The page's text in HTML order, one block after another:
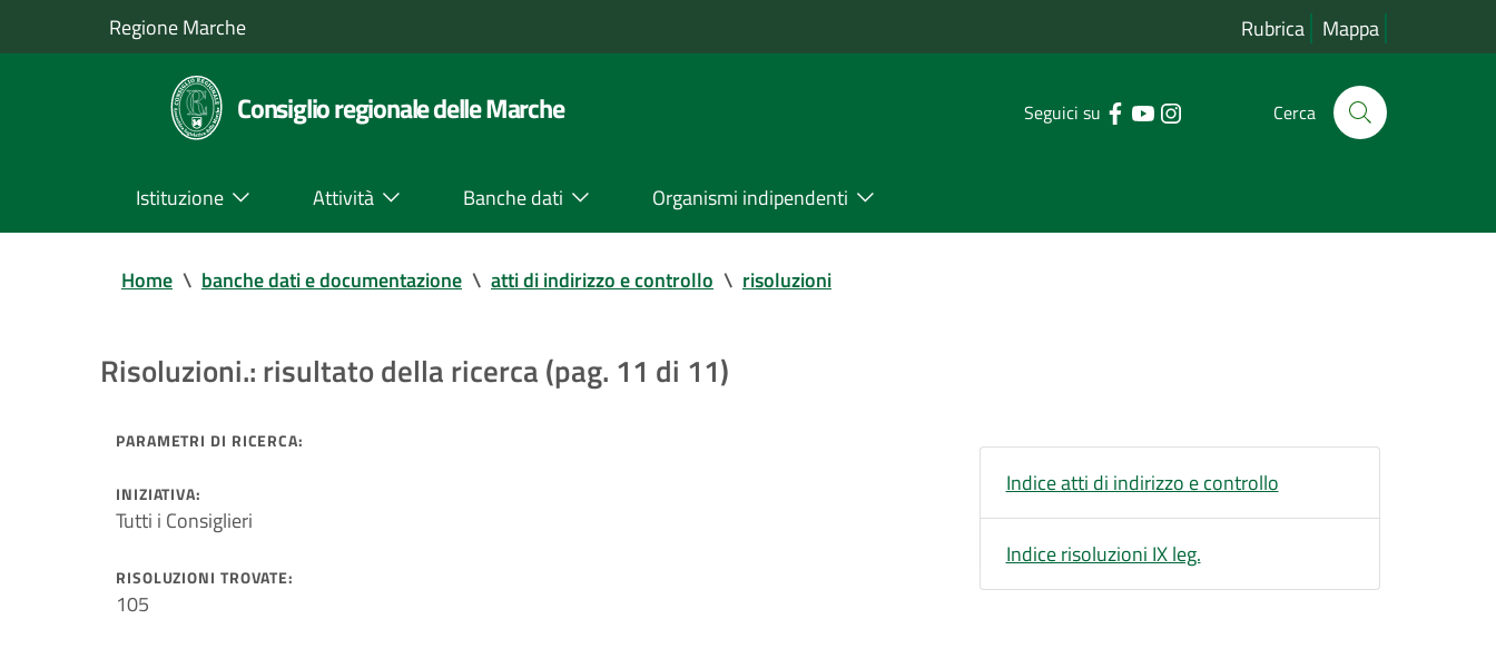
Regione Marche Rubrica Mappa
Consiglio regionale delle Marche Seguici su Cerca
Istituzione Attività Banche dati Organismi indipendenti
Home \ banche dati e documentazione \ atti di indirizzo e controllo \ risoluzioni
Risoluzioni.: risultato della ricerca (pag. 11 di 11)
PARAMETRI DI RICERCA:
INIZIATIVA:
Tutti i Consiglieri
RISOLUZIONI TROVATE:
105
Indice atti di indirizzo e controllo
Indice risoluzioni IX leg.